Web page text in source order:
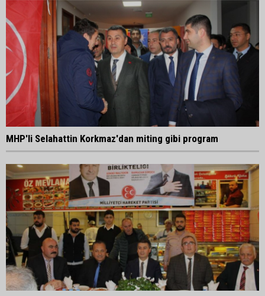
MHP'li Selahattin Korkmaz'dan miting gibi program